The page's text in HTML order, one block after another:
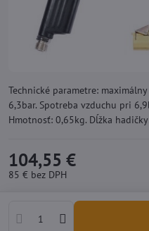
Technické parametre:
6,3bar. Spotreba vzduchu pri
Hmotnosť: 0,65kg. Dĺžka
104,55 €
85 € bez DPH